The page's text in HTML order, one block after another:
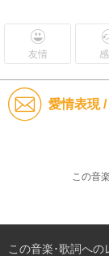
友情
愛情表現
この音
この音楽･歌詞への